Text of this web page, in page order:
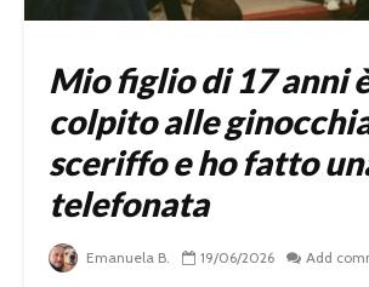
Mio figlio di 17 anni
colpito alle
sceriffo e ho fatto
telefonata
Emanuela B. 19/06/2026 Add